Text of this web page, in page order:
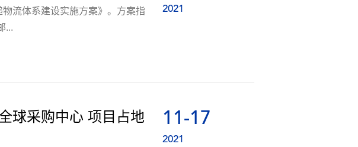
2021
流体系建设实施方案》。方案指
...
11-17
2021
球采购中心 项目占地